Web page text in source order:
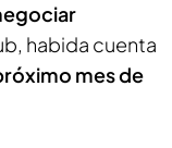
habida cuenta
mes de